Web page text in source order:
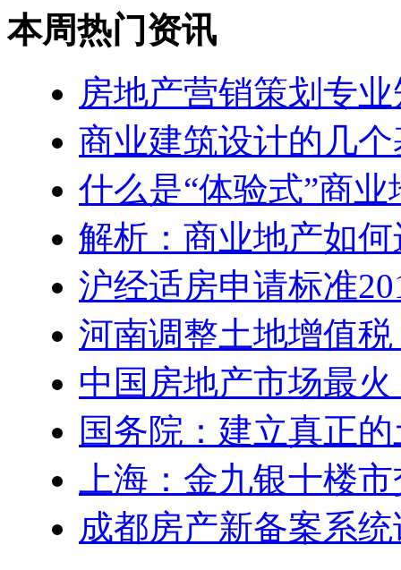
本周热门资讯
房地产营销策划专
商业建筑设计的几
什么是“体验式”商业
解析：商业地产如
沪经适房申请标准
河南调整土地增值
中国房地产市场最
国务院：建立真正
上海：金九银十楼
成都房产新备案系